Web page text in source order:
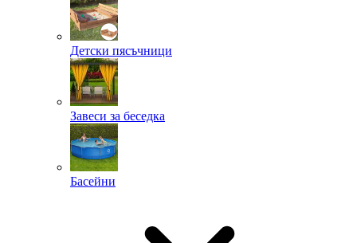
Детски пясъчници
Завеси за беседка
Басейни